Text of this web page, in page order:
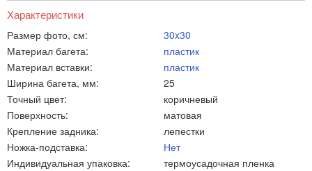
Характеристики
Размер фото, см:
30x30
Материал багета:
пластик
Материал вставки:
пластик
Ширина багета, мм:
25
Точный цвет:
коричневый
Поверхность:
матовая
Крепление задника:
лепестки
Ножка-подставка:
Нет
Индивидуальная упаковка:
термоусадочная пленка